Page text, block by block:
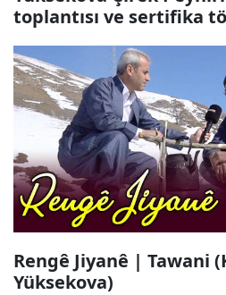
toplantısı ve sertifika
Rengê Jiyanê | Tawani
Yüksekova)